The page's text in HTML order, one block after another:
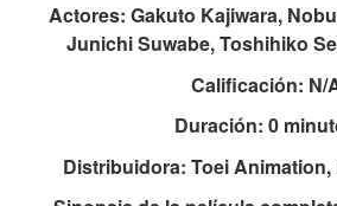
Actores: Gakuto Kajiwara,
Junichi Suwabe, Toshihiko
Calificación: N/
Duración: 0
Distribuidora: Toei